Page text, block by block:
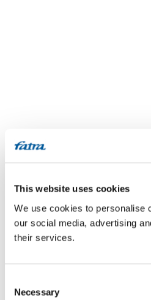
This website uses cookies
We use cookies to personalise
our social media, advertising
their services.
Selection
Necessary